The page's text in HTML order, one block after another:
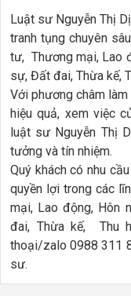
Luật sư Nguyễn Thị
tranh tụng chuyên
tư, Thương mại, Lao
sự, Đất đai, Thừa kế,
Với phương châm làm
hiệu quả, xem việc
luật sư Nguyễn Thị
tưởng và tín nhiệm.
Quý khách có nhu
quyền lợi trong các
mại, Lao động, Hôn
đai, Thừa kế, Thu
thoại/zalo 0988 311
sư.